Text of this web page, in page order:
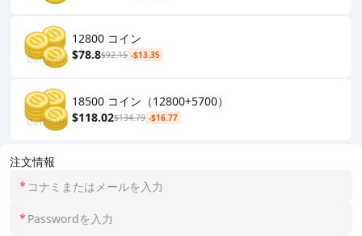
注文情報
*
*
12800 コイン
$78.8$92.15 -$13.35
18500 コイン（12800+5700）
$118.02$134.79 -$16.77